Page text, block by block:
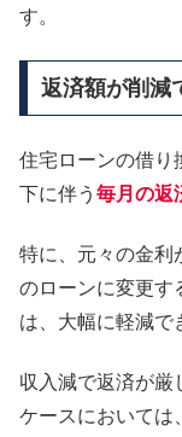
す。
返済額が削減
住宅ローンの借り
下に伴う 毎月の返
特に、元々の金利
のローンに変更す
は、大幅に軽減で
収入減で返済が厳
ケースにおいては